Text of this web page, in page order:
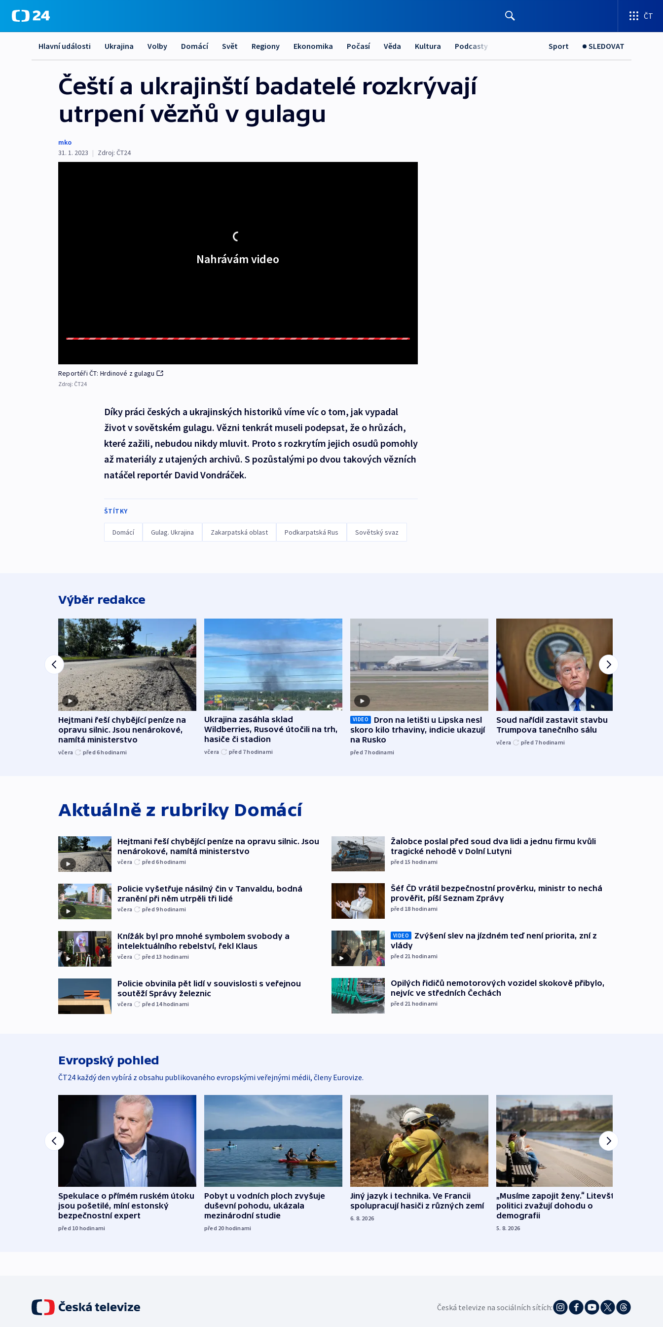
ČT
Hlavní události Ukrajina Volby Domácí Svět Regiony Ekonomika Počasí Věda Kultura Podcasty Sport SLEDOVAT
Čeští a ukrajinští badatelé rozkrývají
utrpení vězňů v gulagu
mko
31. 1. 2023 | Zdroj: ČT24
Nahrávám video
Reportéři ČT: Hrdinové z gulagu
Zdroj: ČT24
Díky práci českých a ukrajinských historiků víme víc o tom, jak vypadal
život v sovětském gulagu. Vězni tenkrát museli podepsat, že o hrůzách,
které zažili, nebudou nikdy mluvit. Proto s rozkrytím jejich osudů pomohly
až materiály z utajených archivů. S pozůstalými po dvou takových vězních
natáčel reportér David Vondráček.
ŠTÍTKY
Domácí Gulag. Ukrajina Zakarpatská oblast Podkarpatská Rus Sovětský svaz
Výběr redakce
Hejtmani řeší chybějící peníze na
opravu silnic. Jsou nenárokové,
namítá ministerstvo
včera před 6hodinami
Ukrajina zasáhla sklad
Wildberries, Rusové útočili na trh,
hasiče či stadion
včera před 7hodinami
VIDEO
Dron na letišti u Lipska nesl
skoro kilo trhaviny, indicie ukazují
na Rusko
před 7hodinami
Soud nařídil zastavit stavbu
Trumpova tanečního sálu
včera před 7hodinami
Aktuálně z rubriky Domácí
Hejtmani řeší chybějící peníze na opravu silnic. Jsou
nenárokové, namítá ministerstvo
včera před 6hodinami
Policie vyšetřuje násilný čin v Tanvaldu, bodná
zranění při něm utrpěli tři lidé
včera před 9hodinami
Knížák byl pro mnohé symbolem svobody a
intelektuálního rebelství, řekl Klaus
včera před 13 hodinami
Policie obvinila pět lidí v souvislosti s veřejnou
soutěží Správy železnic
včera před 14hodinami
Žalobce poslal před soud dva lidi a jednu firmu kvůli
tragické nehodě v Dolní Lutyni
před 15 hodinami
Šéf ČD vrátil bezpečnostní prověrku, ministr to nechá
prověřit, píší Seznam Zprávy
před 18 hodinami
VIDEO
Zvýšení slev na jízdném teď není priorita, zní z
vlády
před 21 hodinami
Opilých řidičů nemotorových vozidel skokově přibylo,
nejvíc ve středních Čechách
před 21 hodinami
Evropský pohled
ČT24 každý den vybírá z obsahu publikovaného evropskými veřejnými médii, členy Eurovize.
Spekulace o přímém ruském útoku
jsou pošetilé, míní estonský
bezpečnostní expert
před 10 hodinami
Pobyt u vodních ploch zvyšuje
duševní pohodu, ukázala
mezinárodní studie
před 20 hodinami
Jiný jazyk i technika. Ve Francii
spolupracují hasiči z různých zemí
6. 8. 2026
„Musíme zapojit ženy.“ Litevští
politici zvažují dohodu o
demografii
5. 8. 2026
Česká televize na sociálních sítích: